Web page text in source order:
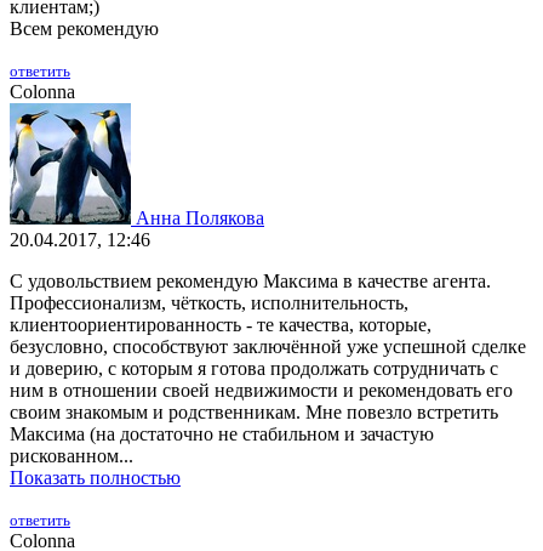
клиентам;)
Всем рекомендую
ответить
Colonna
Анна Полякова
20.04.2017, 12:46
С удовольствием рекомендую Максима в качестве агента.
Профессионализм, чёткость, исполнительность,
клиентоориентированность - те качества, которые,
безусловно, способствуют заключённой уже успешной сделке
и доверию, с которым я готова продолжать сотрудничать с
ним в отношении своей недвижимости и рекомендовать его
своим знакомым и родственникам. Мне повезло встретить
Максима (на достаточно не стабильном и зачастую
рискованном...
Показать полностью
ответить
Colonna